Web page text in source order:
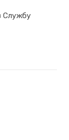
Службу